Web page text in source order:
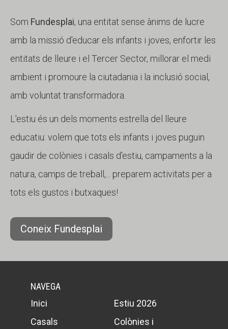
Som Fundesplai, una entitat sense ànims de lucre
amb la missió d'educar els infants i joves, enfortir les
entitats de lleure i el Tercer Sector, millorar el medi
ambient i promoure la ciutadania i la inclusió social,
amb voluntat transformadora.
L'estiu és un dels moments estrella del lleure
educatiu: volem que tots els infants i joves puguin
gaudir de colònies i casals d'estiu, campaments a la
natura, camps de treball,... preparem activitats per a
tots els gustos i butxaques!
Coneix Fundesplai
NAVEGA
Inici
Estiu 2026
Casals
Colònies i